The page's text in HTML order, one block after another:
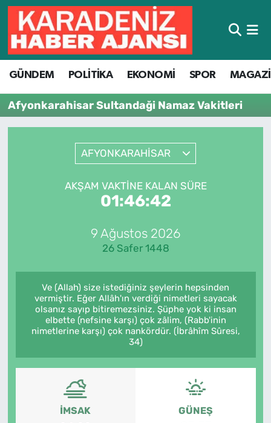
GÜNDEM POLİTİKA EKONOMİ SPOR
Afyonkarahisar Sultandaği Namaz Vakitleri
AFYONKARAHİSAR
AKŞAM VAKTINE KALAN SÜRE
01:46:42
9 Ağustos 2026
26 Safer 1448
Ve (Allah) size istediğiniz şeylerin hepsinden
vermiştir. Eğer Allâh'ın verdiği nimetleri sayacak
olsanız sayıp bitiremezsiniz. Şüphe yok ki insan
elbette (nefsine karşı) çok zâlim, (Rabb'inin
nimetlerine karşı) çok nankördür. (İbrâhîm Sûresi,
34)
İMSAK GÜNEŞ
Hava Durumu
Trafik Durumu
Süper Lig Puan Durumu ve Fikstür